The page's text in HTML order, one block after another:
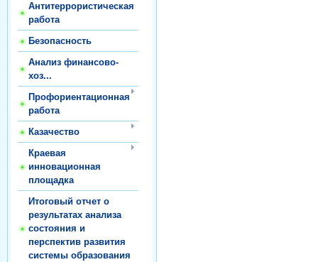
Антитеррористическая
работа
Безопасность
Анализ финансово-
хоз...
Профориентационная
работа
Казачество
Краевая
инновационная
площадка
Итоговый отчет о
результатах анализа
состояния и
перспектив развития
системы образования